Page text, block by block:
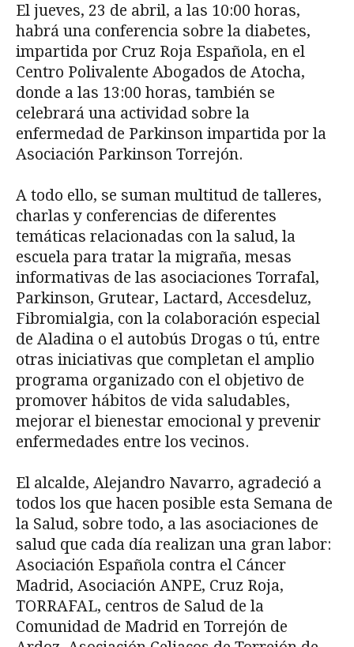
El jueves, 23 de abril, a las 10:00 horas,
habrá una conferencia sobre la diabetes,
impartida por Cruz Roja Española, en el
Centro Polivalente Abogados de Atocha,
donde a las 13:00 horas, también se
celebrará una actividad sobre la
enfermedad de Parkinson impartida por la
Asociación Parkinson Torrejón.
A todo ello, se suman multitud de talleres,
charlas y conferencias de diferentes
temáticas relacionadas con la salud, la
escuela para tratar la migraña, mesas
informativas de las asociaciones Torrafal,
Parkinson, Grutear, Lactard, Accesdeluz,
Fibromialgia, con la colaboración especial
de Aladina o el autobús Drogas o tú, entre
otras iniciativas que completan el amplio
programa organizado con el objetivo de
promover hábitos de vida saludables,
mejorar el bienestar emocional y prevenir
enfermedades entre los vecinos.
El alcalde, Alejandro Navarro, agradeció a
todos los que hacen posible esta Semana de
la Salud, sobre todo, a las asociaciones de
salud que cada día realizan una gran labor:
Asociación Española contra el Cáncer
Madrid, Asociación ANPE, Cruz Roja,
TORRAFAL, centros de Salud de la
Comunidad de Madrid en Torrejón de